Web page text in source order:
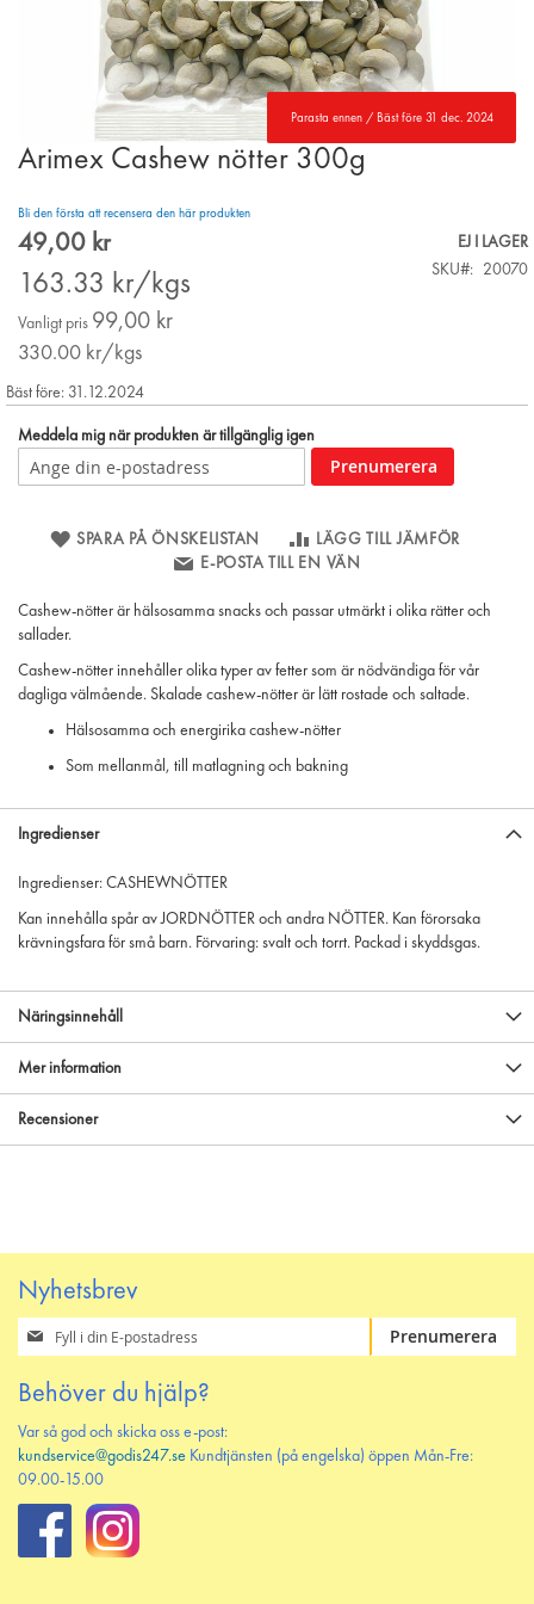
Parasta ennen / Bäst före 31 dec. 2024
Skip
of
the
images
gallery
Arimex Cashew nötter 300g
Bli den första att recensera den här produkten
Special
49,00 kr
163.33 kr/kgs
Vanligt pris 99,00 kr
330.00 kr/kgs
EJ I LAGER
SKU
20070
Bäst före: 31.12.2024
Meddela mig när produkten är tillgänglig igen
Prenumerera
SPARA PÅ ÖNSKELISTAN
LÄGG TILL JÄMFÖR
E-POSTA TILL EN VÄN
Cashew-nötter är hälsosamma snacks och passar utmärkt i olika rätter och
sallader.
Cashew-nötter innehåller olika typer av fetter som är nödvändiga för vår
dagliga välmående. Skalade cashew-nötter är lätt rostade och saltade.
Hälsosamma och energirika cashew-nötter
Som mellanmål, till matlagning och bakning
Ingredienser
Ingredienser: CASHEWNÖTTER
Kan innehålla spår av JORDNÖTTER och andra NÖTTER. Kan förorsaka
krävningsfara för små barn. Förvaring: svalt och torrt. Packad i skyddsgas.
Näringsinnehåll
Mer information
Recensioner
Nyhetsbrev
Prenumerera
på
nyhetsbrev
Prenumerera
Behöver du hjälp?
Var så god och skicka oss e-post:
kundservice@godis247.se Kundtjänsten (på engelska) öppen Mån-Fre:
09.00-15.00